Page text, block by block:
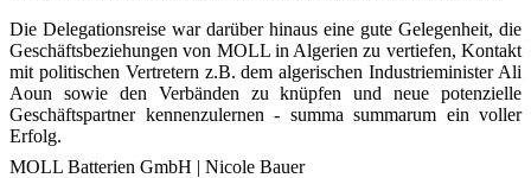
Die Delegationsreise war darüber hinaus eine gute Gelegenheit, die
Geschäftsbeziehungen von MOLL in Algerien zu vertiefen, Kontakt
mit politischen Vertretern z.B. dem algerischen Industrieminister Ali
Aoun sowie den Verbänden zu knüpfen und neue potenzielle
Geschäftspartner kennenzulernen - summa summarum ein voller
Erfolg.
MOLL Batterien GmbH | Nicole Bauer